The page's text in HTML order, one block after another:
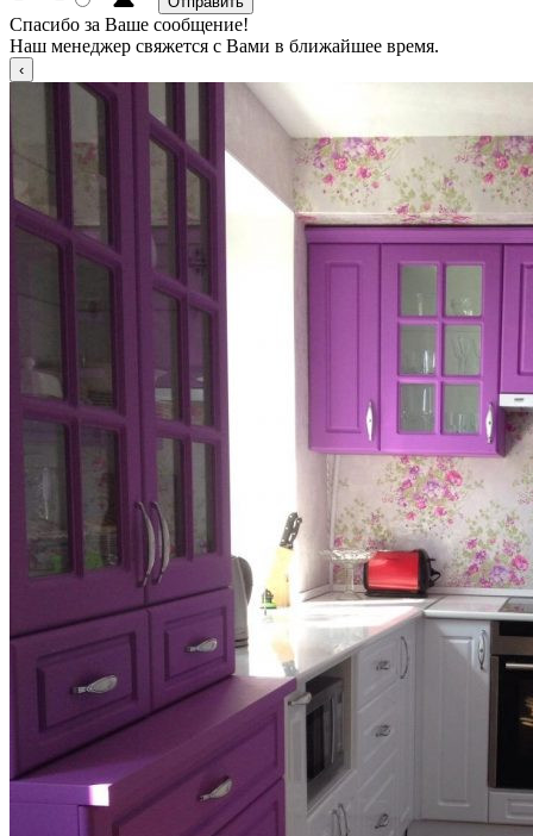
Спасибо за Ваше сообщение!
Наш менеджер свяжется с Вами в ближайшее время.